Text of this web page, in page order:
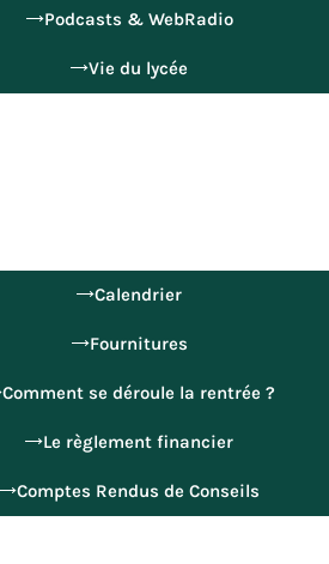
Podcasts & WebRadio
Vie du lycée
Calendrier
Fournitures
Comment se déroule la rentrée ?
Le règlement financier
Comptes Rendus de Conseils